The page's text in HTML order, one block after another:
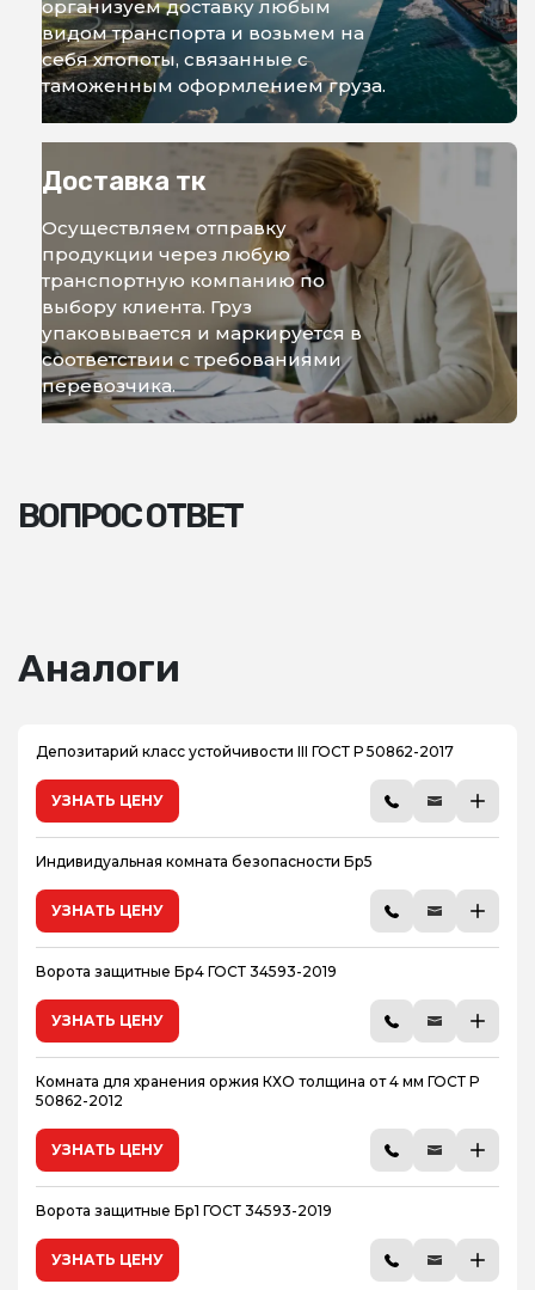
организуем доставку любым
видом транспорта и возьмем на
себя хлопоты, связанные с
таможенным оформлением груза.
Доставка тк
Осуществляем отправку
продукции через любую
транспортную компанию по
выбору клиента. Груз
упаковывается и маркируется в
соответствии с требованиями
перевозчика.
ВОПРОС ОТВЕТ
Аналоги
Депозитарий класс устойчивости III ГОСТ Р 50862-2017
УЗНАТЬ ЦЕНУ
Индивидуальная комната безопасности Бр5
УЗНАТЬ ЦЕНУ
Ворота защитные Бр4 ГОСТ 34593-2019
УЗНАТЬ ЦЕНУ
Комната для хранения оржия КХО толщина от 4 мм ГОСТ Р
50862-2012
УЗНАТЬ ЦЕНУ
Ворота защитные Бр1 ГОСТ 34593-2019
УЗНАТЬ ЦЕНУ